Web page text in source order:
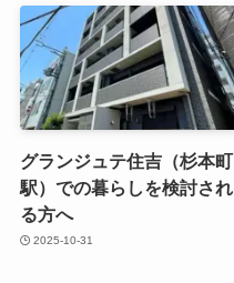
グランジュテ住吉（杉本町
駅）での暮らしを検討され
る方へ
2025-10-31